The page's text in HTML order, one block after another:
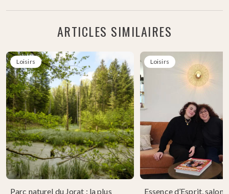
ARTICLES SIMILAIRES
Loisirs
Parc naturel du Jorat : la plus
Loisirs
Essence d’Esprit, salon